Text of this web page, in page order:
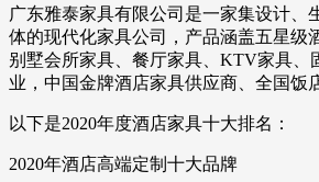
广东雅泰家具有限公司是一家集设计、
体的现代化家具公司，产品涵盖五星级
别墅会所家具、餐厅家具、KTV家具、
业，中国金牌酒店家具供应商、全国饭
以下是2020年度酒店家具十大排名：
2020年酒店高端定制十大品牌